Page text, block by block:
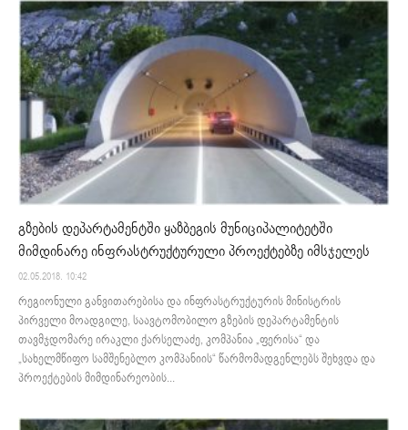
გზების დეპარტამენტში ყაზბეგის მუნიციპალიტეტში
მიმდინარე ინფრასტრუქტურული პროექტებზე იმსჯელეს
02.05.2018. 10:42
რეგიონული განვითარებისა და ინფრასტრუქტურის მინისტრის
პირველი მოადგილე, საავტომობილო გზების დეპარტამენტის
თავმჯდომარე ირაკლი ქარსელაძე, კომპანია „ფერისა“ და
„სახელმწიფო სამშენებლო კომპანიის“ წარმომადგენლებს შეხვდა და
პროექტების მიმდინარეობის...